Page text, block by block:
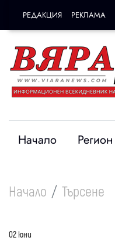
РЕДАКЦИЯ РЕКЛАМА
Начало Регион
Начало Търсене
02 юни